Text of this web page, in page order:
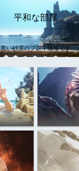
平和な部屋
黒い砂漠のプレイ情報です